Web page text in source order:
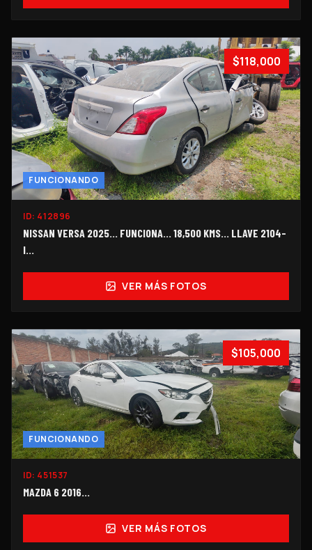
$118,000
FUNCIONANDO
ID: 412896
NISSAN VERSA 2025... FUNCIONA... 18,500 KMS... LLAVE 2104-
I...
VER MÁS FOTOS
$105,000
FUNCIONANDO
ID: 451537
MAZDA 6 2016...
VER MÁS FOTOS